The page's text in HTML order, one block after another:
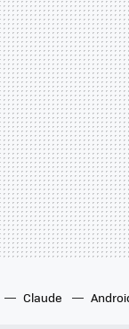
Claude